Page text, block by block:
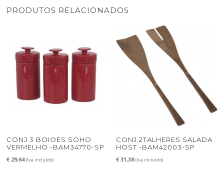
PRODUTOS RELACIONADOS
CONJ.3 BOIOES SOHO
VERMELHO -BAM34770-SP
€ 29,64 (Iva incluído)
CONJ.2TALHERES SALADA
HOST -BAM42003-SP
€ 31,38 (Iva incluído)